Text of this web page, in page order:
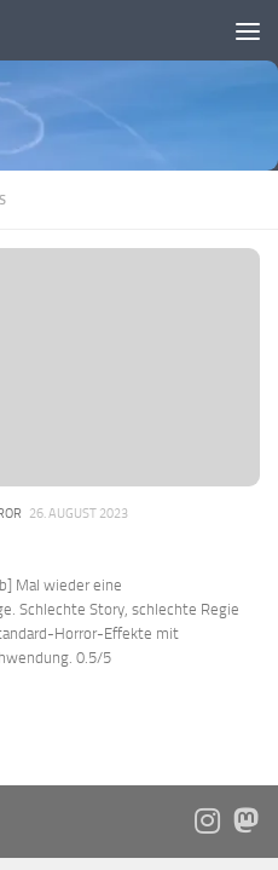
26. AUGUST 2023
Mal wieder eine
Schlechte Story, schlechte Regie
Horror-Effekte mit
0.5/5